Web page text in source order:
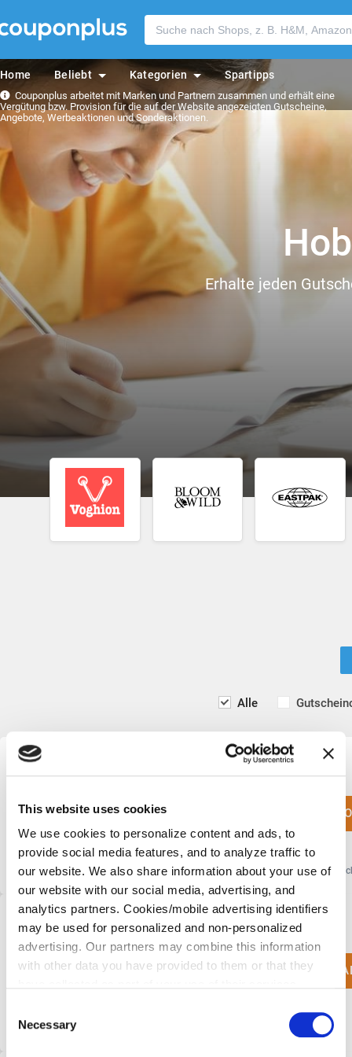
This website uses cookies
We use cookies to personalize content and ads, to
provide social media features, and to analyze traffic to
our website. We also share information about your use of
our website with our social media, advertising, and
analytics partners. Cookies/mobile advertising identifiers
may be used for personalized and non-personalized
advertising. Our partners may combine this information
with other data you have provided to them or that they
types of cookies are permitted when using our website.
Please note that, depending on your settings, some of the
Selection
Necessary
Home Beliebt Kategorien Spartipps
Couponplus arbeitet mit Marken und Partnern zusammen und erhält eine
Vergütung bzw. Provision für die auf der Website angezeigten Gutscheine,
Angebote, Werbeaktionen und Sonderaktionen.
Erhalte jeden
Alle
Schnapp dir 40% Rabatt mit einem LEGO
15 MAL VERWENDET
Buche eine GRATIS Probestunde bei
Novakid